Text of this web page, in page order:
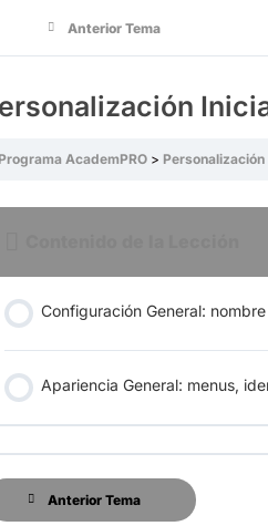
Anterior Tema
Programa AcademPRO
Configuración General:
Apariencia General: menus,
Anterior Tema